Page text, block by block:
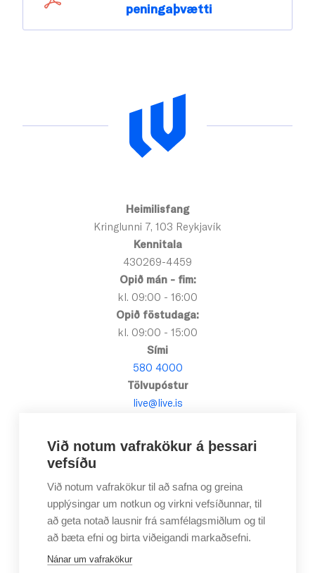
Við notum vafrakökur á þessari
vefsíðu
Við notum vafrakökur til að safna og greina
upplýsingar um notkun og virkni vefsíðunnar, til
að geta notað lausnir frá samfélagsmiðlum og til
að bæta efni og birta viðeigandi markaðsefni.
Nánar um vafrakökur
peningaþvætti
Heimilisfang
Kringlunni 7, 103 Reykjavík
Kennitala
430269-4459
Opið mán - fim:
kl. 09:00 - 16:00
Opið föstudaga:
kl. 09:00 - 15:00
Sími
580 4000
Tölvupóstur
live@live.is